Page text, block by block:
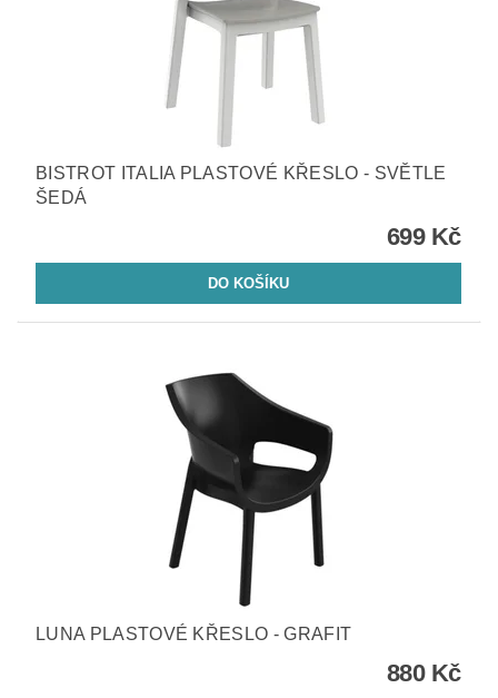
BISTROT ITALIA PLASTOVÉ KŘESLO - SVĚTLE
ŠEDÁ
699 Kč
LUNA PLASTOVÉ KŘESLO - GRAFIT
880 Kč